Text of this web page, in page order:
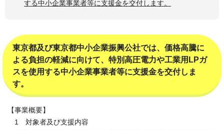
する中小企業事業者等に支援金を交付します。
東京都及び東京都中小企業振興公社では、価格高騰に
よる負担の軽減に向けて、特別高圧電力や工業用LPガ
スを使用する中小企業事業者等に支援金を交付しま
す。
【事業概要】
1 対象者及び支援内容